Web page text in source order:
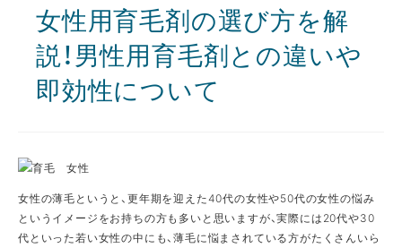
女性用育毛剤の選び方を解
説！男性用育毛剤との違いや
即効性について
女性の薄毛というと、更年期を迎えた40代の女性や50代の女性の悩み
というイメージをお持ちの方も多いと思いますが、実際には20代や30
代といった若い女性の中にも、薄毛に悩まされている方がたくさんいら